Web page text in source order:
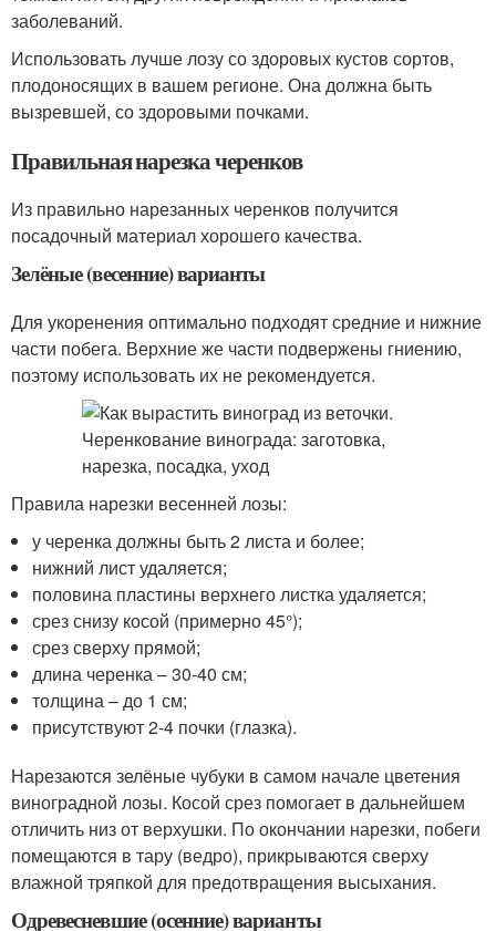
заболеваний.
Использовать лучше лозу со здоровых кустов сортов,
плодоносящих в вашем регионе. Она должна быть
вызревшей, со здоровыми почками.
Правильная нарезка черенков
Из правильно нарезанных черенков получится
посадочный материал хорошего качества.
Зелёные (весенние) варианты
Для укоренения оптимально подходят средние и нижние
части побега. Верхние же части подвержены гниению,
поэтому использовать их не рекомендуется.
Правила нарезки весенней лозы:
у черенка должны быть 2 листа и более;
нижний лист удаляется;
половина пластины верхнего листка удаляется;
срез снизу косой (примерно 45°);
срез сверху прямой;
длина черенка – 30-40 см;
толщина – до 1 см;
присутствуют 2-4 почки (глазка).
Нарезаются зелёные чубуки в самом начале цветения
виноградной лозы. Косой срез помогает в дальнейшем
отличить низ от верхушки. По окончании нарезки, побеги
помещаются в тару (ведро), прикрываются сверху
влажной тряпкой для предотвращения высыхания.
Одревесневшие (осенние) варианты